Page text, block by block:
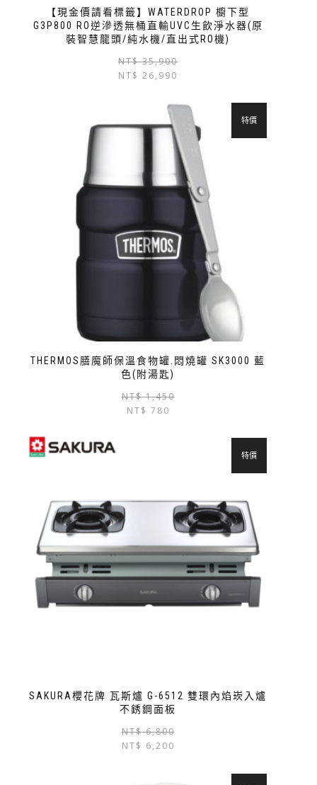
【現金價請看標籤】WATERDROP 櫥下型
G3P800 RO逆滲透無桶直輸UVC生飲淨水器(原
裝智慧龍頭/純水機/直出式RO機)
NT$35,900
NT$ 26,990
THERMOS膳魔師保溫食物罐.悶燒罐 SK3000 藍
色(附湯匙)
特價
NT$1,450
NT$ 780
SAKURA櫻花牌 瓦斯爐 G-6512 雙環內焰崁入爐
不銹鋼面板
特價
NT$6,800
NT$ 6,200